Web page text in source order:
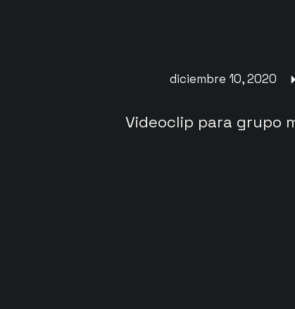
diciembre 10, 2020
Videoclip para grupo